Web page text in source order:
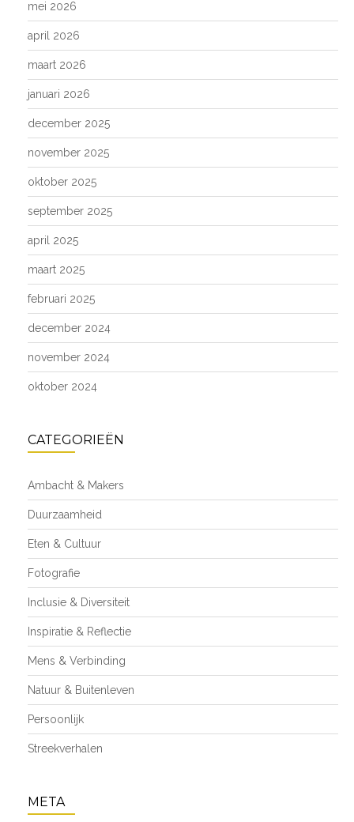
mei 2026
april 2026
maart 2026
januari 2026
december 2025
november 2025
oktober 2025
september 2025
april 2025
maart 2025
februari 2025
december 2024
november 2024
oktober 2024
CATEGORIEËN
Ambacht & Makers
Duurzaamheid
Eten & Cultuur
Fotografie
Inclusie & Diversiteit
Inspiratie & Reflectie
Mens & Verbinding
Natuur & Buitenleven
Persoonlijk
Streekverhalen
META